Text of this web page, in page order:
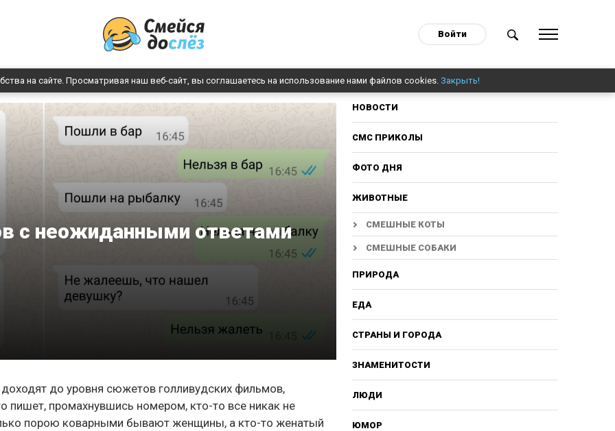
Войти
на сайте. Просматривая наш веб-сайт, вы соглашаетесь на использование нами файлов cookies. Закрыть!
с неожиданными ответами
до уровня сюжетов голливудских фильмов,
промахнувшись номером, кто-то все никак не
порою коварными бывают женщины, а кто-то женатый
НОВОСТИ
СМС ПРИКОЛЫ
ФОТО ДНЯ
ЖИВОТНЫЕ
СМЕШНЫЕ КОТЫ
СМЕШНЫЕ СОБАКИ
ПРИРОДА
ЕДА
СТРАНЫ И ГОРОДА
ЗНАМЕНИТОСТИ
ЛЮДИ
ЮМОР